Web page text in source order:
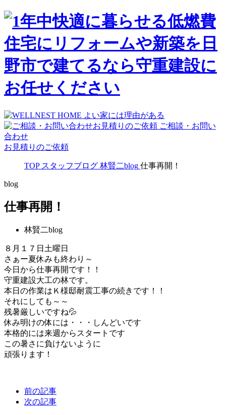
ご相談・お問い
合わせ
お見積りのご依頼
TOP スタッフブログ 林賢二blog 仕事再開！
blog
仕事再開！
林賢二blog
８月１７日土曜日
さぁー夏休みも終わり～
今日から仕事再開です！！
守重建設大工の林です。
本日の作業はＫ様邸耐震工事の続きです！！
それにしても～～
残暑厳しいですね💦
休み明けの体には・・・しんどいです
本格的には来週からスタートです
この暑さに負けないように
頑張ります！
前の記事
次の記事